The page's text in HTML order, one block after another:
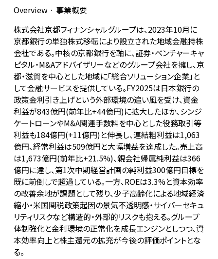
Overview · 事業概要
株式会社京都フィナンシャルグループは、2023年10月に
京都銀行の単独株式移転により設立された地域金融持株
会社である。中核の京都銀行を軸に、証券・ベンチャーキャ
ピタル・M&Aアドバイザリーなどのグループ会社を擁し、京
都・滋賀を中心とした地域に「総合ソリューション企業」と
して金融サービスを提供している。FY2025は日本銀行の
政策金利引き上げという外部環境の追い風を受け、資金
利益が843億円(前年比+44億円)に拡大したほか、シンジ
ケートローンやM&A関連手数料を中心とした役務取引等
利益も184億円(+11億円)と伸長し、連結粗利益は1,063
億円、経常利益は509億円と大幅増益を達成した。売上高
は1,673億円(前年比+21.5%)、親会社帰属純利益は366
億円に達し、第1次中期経営計画の純利益300億円目標を
既に前倒しで超過している。一方、ROEは3.3%と資本効率
の改善余地が課題として残り、少子高齢化による地域経済
縮小・米国関税政策起因の景気不透明感・サイバーセキュ
リティリスクなど構造的・外部的リスクも抱える。グループ
体制強化と金利環境の正常化を成長エンジンとしつつ、資
本効率向上と株主還元の拡充が今後の評価ポイントとな
る。